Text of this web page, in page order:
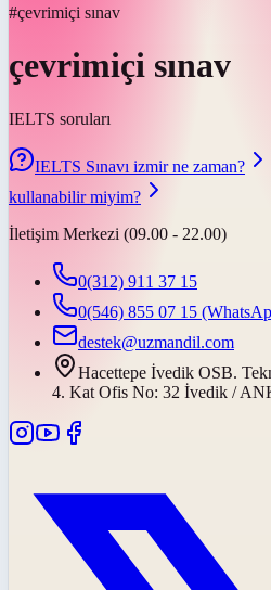
#çevrimiçi sınav
çevrimiçi sınav
IELTS soruları
IELTS Sınavı izmir ne zaman?
kullanabilir miyim?
İletişim Merkezi (09.00 - 22.00)
0(312) 911 37 15
0(546) 855 07 15
destek@uzmandil.com
Hacettepe İvedik OSB.
4. Kat Ofis No: 32 İvedik /